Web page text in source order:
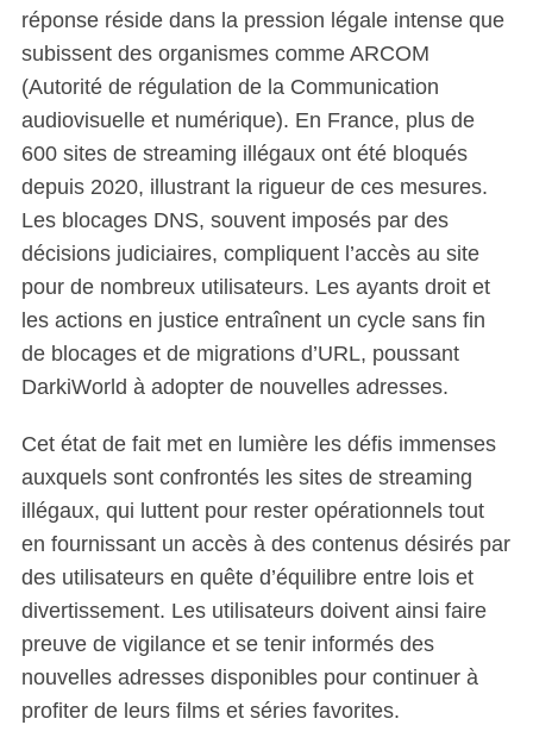
réponse réside dans la pression légale intense que
subissent des organismes comme ARCOM
(Autorité de régulation de la Communication
audiovisuelle et numérique). En France, plus de
600 sites de streaming illégaux ont été bloqués
depuis 2020, illustrant la rigueur de ces mesures.
Les blocages DNS, souvent imposés par des
décisions judiciaires, compliquent l’accès au site
pour de nombreux utilisateurs. Les ayants droit et
les actions en justice entraînent un cycle sans fin
de blocages et de migrations d’URL, poussant
DarkiWorld à adopter de nouvelles adresses.
Cet état de fait met en lumière les défis immenses
auxquels sont confrontés les sites de streaming
illégaux, qui luttent pour rester opérationnels tout
en fournissant un accès à des contenus désirés par
des utilisateurs en quête d’équilibre entre lois et
divertissement. Les utilisateurs doivent ainsi faire
preuve de vigilance et se tenir informés des
nouvelles adresses disponibles pour continuer à
profiter de leurs films et séries favorites.